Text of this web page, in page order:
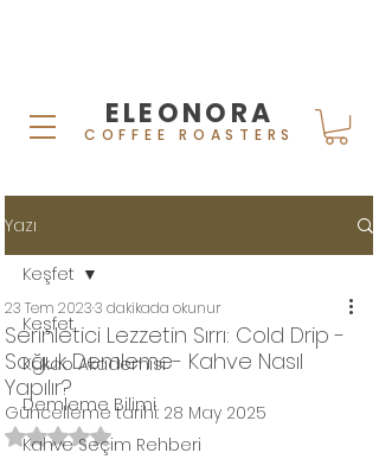
ELEONORA
COFFEE ROASTERS
Yazı
Keşfet
Kakao Akademisi
Demleme Bilimi
Kahve Seçim Rehberi
Keşfet
Serinletici Lezzetin Sırrı: Cold Drip -
Soğuk Demleme- Kahve Nasıl
Yapılır?
23 Tem 20233 dakikada okunur
Güncelleme tarihi: 28 May 2025
5 üzerinden NaN yıldız